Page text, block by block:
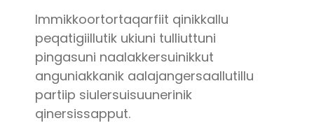
Immikkoortortaqarfiit qinikkallu
peqatigiillutik ukiuni tulliuttuni
pingasuni naalakkersuinikkut
anguniakkanik aalajangersaallutillu
partiip siulersuisuunerinik
qinersissapput.